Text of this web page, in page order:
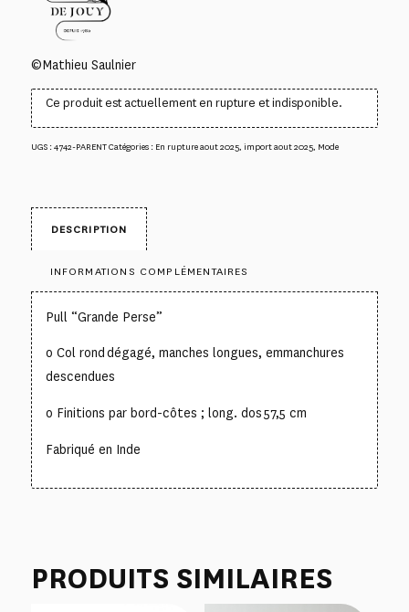
©Mathieu Saulnier
Ce produit est actuellement en rupture et indisponible.
UGS :4742-PARENTCatégories : En rupture aout 2025, import aout 2025, Mode
DESCRIPTION
INFORMATIONS COMPLÉMENTAIRES
Pull “Grande Perse”
o Col rond dégagé, manches longues, emmanchures
descendues
o Finitions par bord-côtes ; long. dos 57,5 cm
Fabriqué en Inde
PRODUITS SIMILAIRES